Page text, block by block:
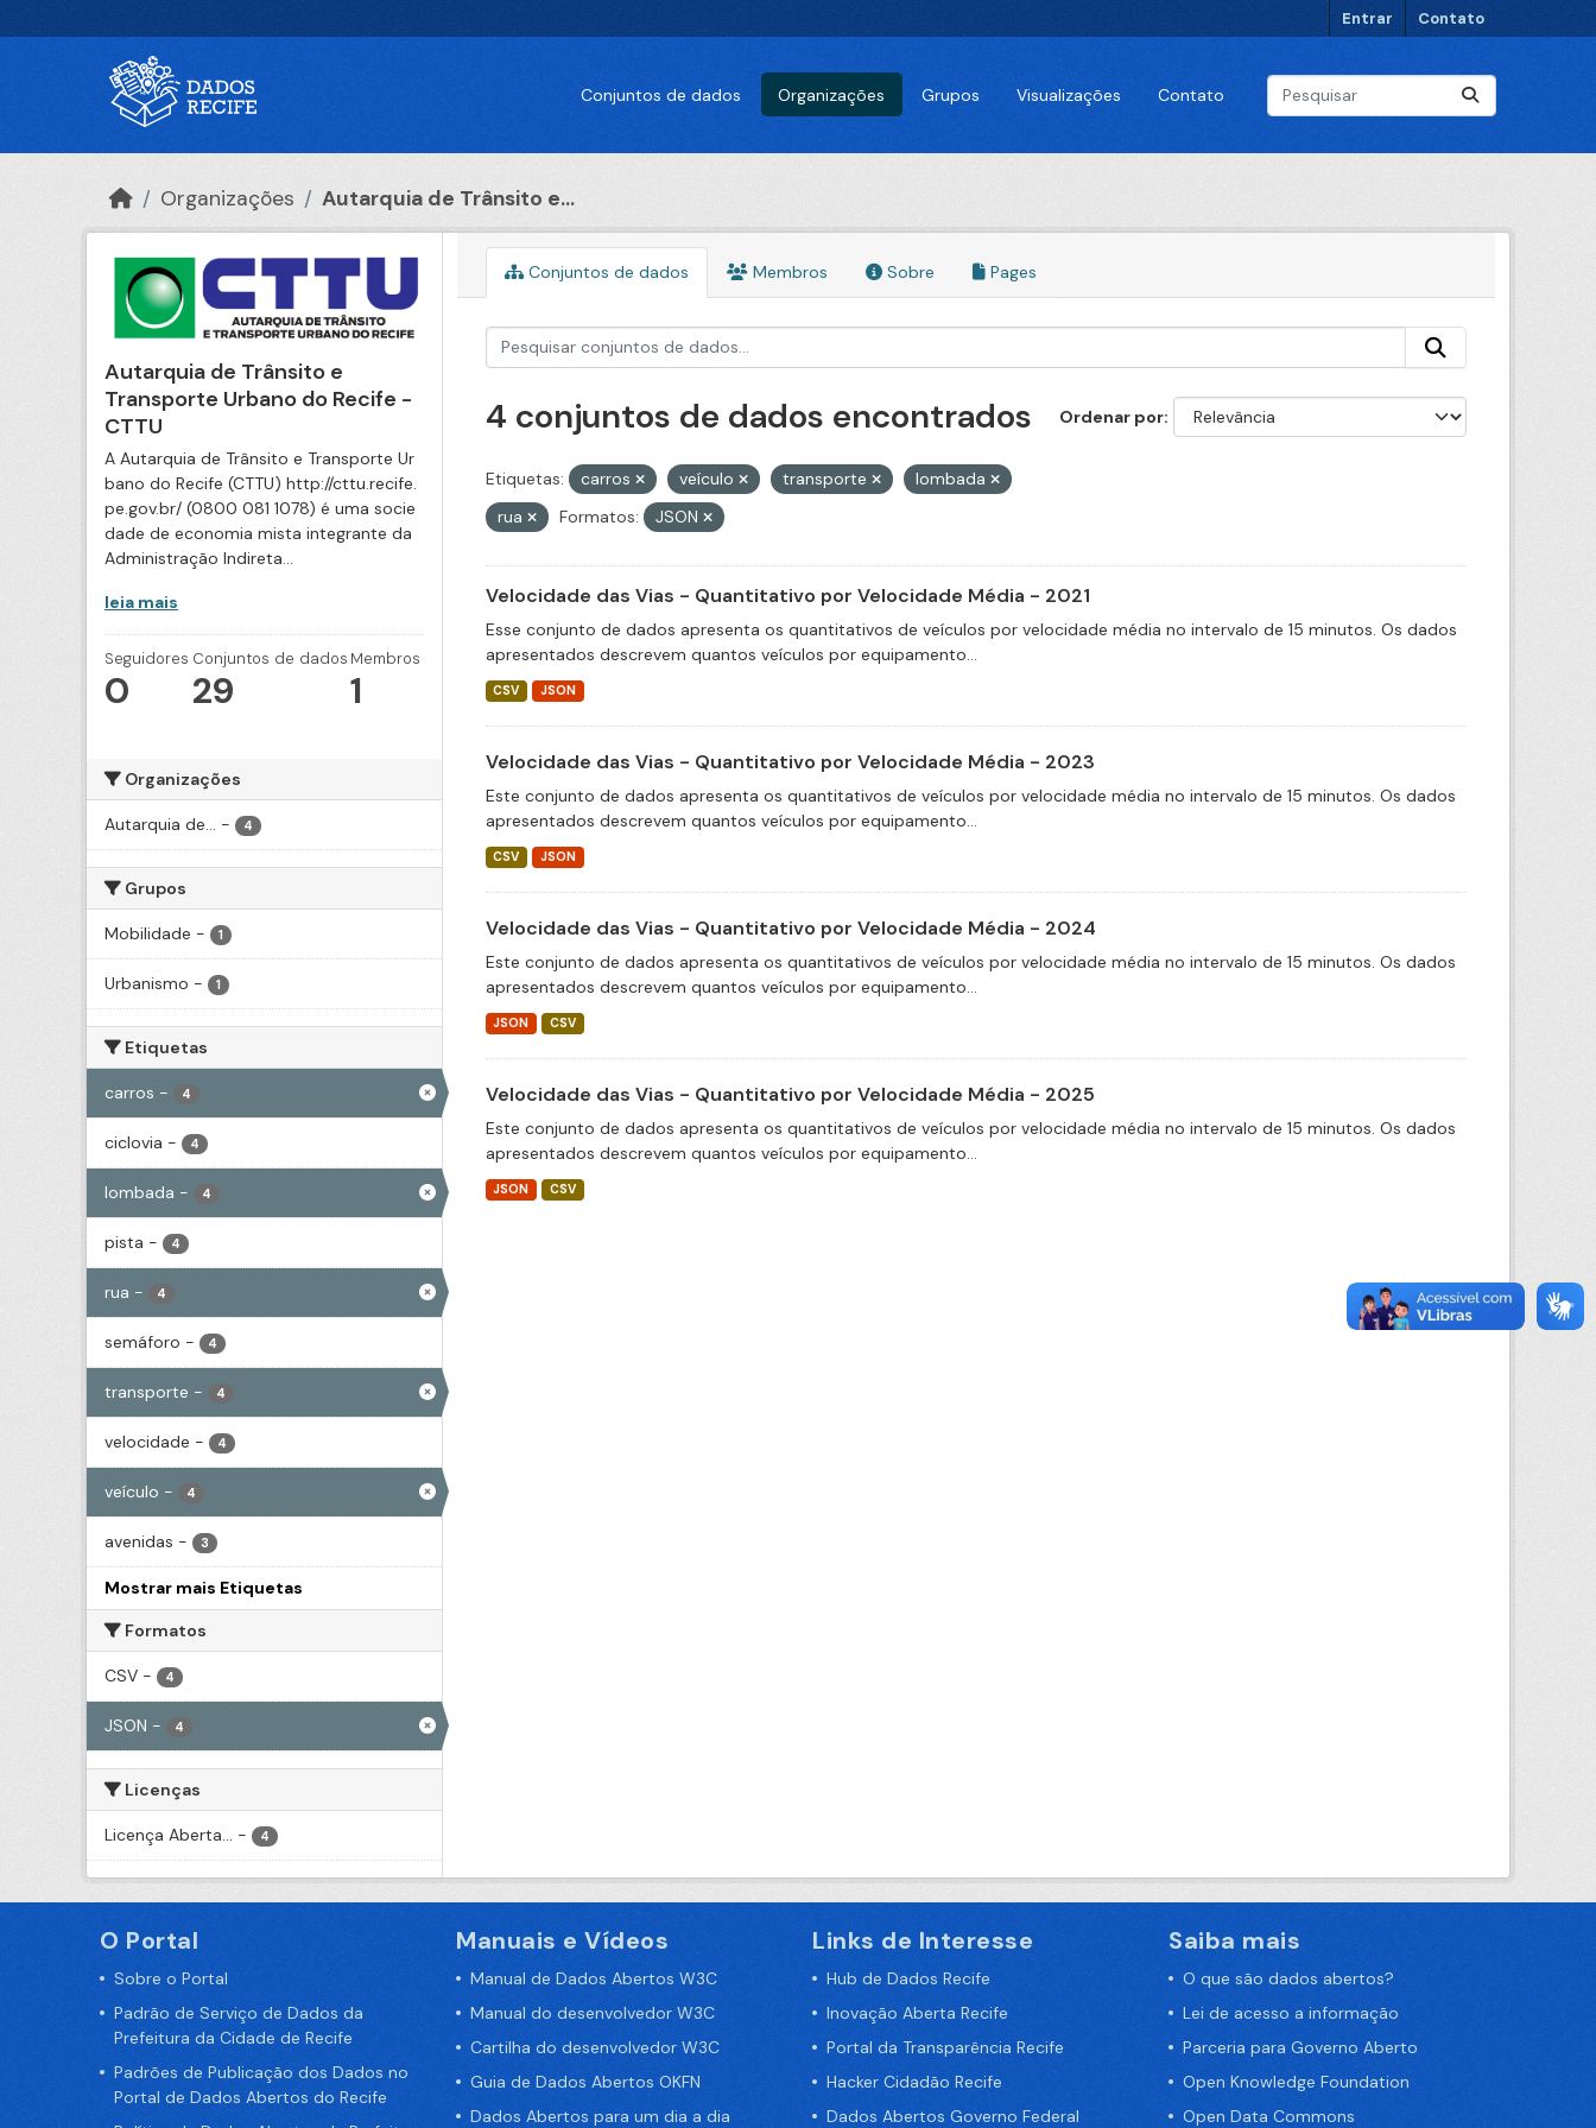
Entrar Contato
Conjuntos de dados Organizações Grupos Visualizações Contato
Organizações Autarquia de Trânsito e...
Autarquia de Trânsito e
Transporte Urbano do Recife -
CTTU
A Autarquia de Trânsito e Transporte Ur
bano do Recife (CTTU) http://cttu.recife.
pe.gov.br/ (0800 081 1078) é uma socie
dade de economia mista integrante da
Administração Indireta...
leia mais
Seguidores
0
Conjuntos de dados
29
Membros
1
Organizações
Autarquia de... - 4
Grupos
Mobilidade - 1
Urbanismo - 1
Etiquetas
carros - 4
ciclovia - 4
lombada - 4
pista - 4
rua - 4
semáforo - 4
transporte - 4
velocidade - 4
veículo - 4
avenidas - 3
Mostrar mais Etiquetas
Formatos
CSV - 4
JSON - 4
Licenças
Licença Aberta... - 4
Conjuntos de dados Membros Sobre Pages
Ordenar por
4 conjuntos de dados encontrados
Etiquetas: carros veículo transporte
lombada
rua
Formatos: JSON
Velocidade das Vias - Quantitativo por Velocidade Média - 2021
Esse conjunto de dados apresenta os quantitativos de veículos por velocidade média no intervalo de 15 minutos. Os dados
apresentados descrevem quantos veículos por equipamento...
CSV JSON
Velocidade das Vias - Quantitativo por Velocidade Média - 2023
Este conjunto de dados apresenta os quantitativos de veículos por velocidade média no intervalo de 15 minutos. Os dados
apresentados descrevem quantos veículos por equipamento...
CSV JSON
Velocidade das Vias - Quantitativo por Velocidade Média - 2024
Este conjunto de dados apresenta os quantitativos de veículos por velocidade média no intervalo de 15 minutos. Os dados
apresentados descrevem quantos veículos por equipamento...
JSON CSV
Velocidade das Vias - Quantitativo por Velocidade Média - 2025
Este conjunto de dados apresenta os quantitativos de veículos por velocidade média no intervalo de 15 minutos. Os dados
apresentados descrevem quantos veículos por equipamento...
JSON CSV
O Portal
Sobre o Portal
Padrão de Serviço de Dados da
Prefeitura da Cidade de Recife
Padrões de Publicação dos Dados no
Portal de Dados Abertos do Recife
Manuais e Vídeos
Manual de Dados Abertos W3C
Manual do desenvolvedor W3C
Cartilha do desenvolvedor W3C
Guia de Dados Abertos OKFN
Dados Abertos para um dia a dia
Links de Interesse
Hub de Dados Recife
Inovação Aberta Recife
Portal da Transparência Recife
Hacker Cidadão Recife
Dados Abertos Governo Federal
Saiba mais
O que são dados abertos?
Lei de acesso a informação
Parceria para Governo Aberto
Open Knowledge Foundation
Open Data Commons